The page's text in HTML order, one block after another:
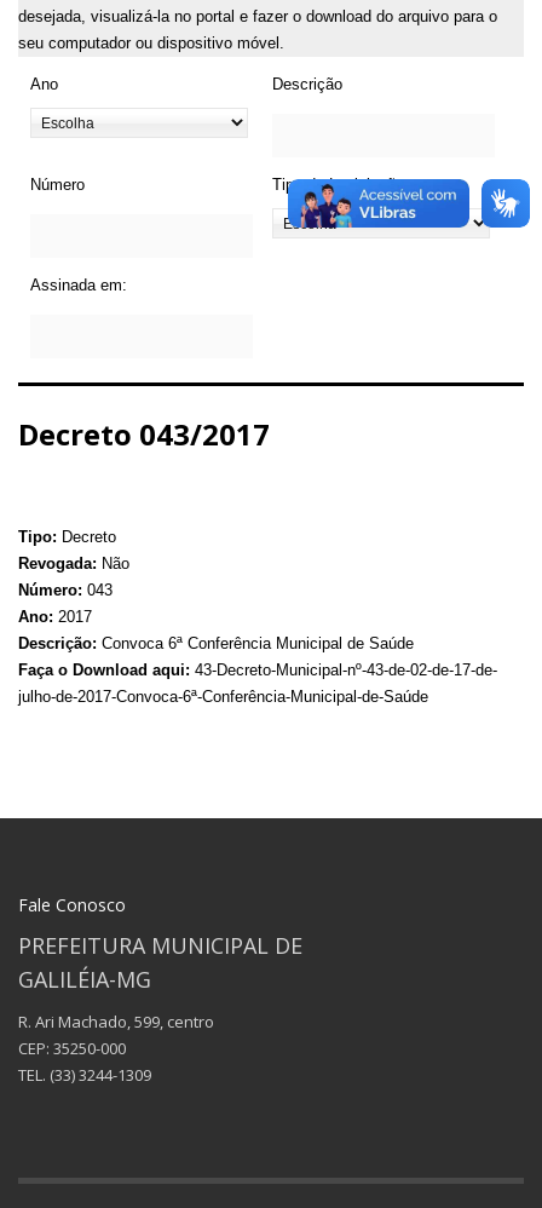
desejada, visualizá-la no portal e fazer o download do arquivo para o
seu computador ou dispositivo móvel.
Ano Descrição
Número Tipo de Legislação
Assinada em:
Decreto 043/2017
Tipo: Decreto
Revogada: Não
Número: 043
Ano: 2017
Descrição: Convoca 6ª Conferência Municipal de Saúde
Faça o Download aqui: 43-Decreto-Municipal-nº-43-de-02-de-17-de-
julho-de-2017-Convoca-6ª-Conferência-Municipal-de-Saúde
Fale Conosco
PREFEITURA MUNICIPAL DE
GALILÉIA-MG
R. Ari Machado, 599, centro
CEP: 35250-000
TEL. (33) 3244-1309